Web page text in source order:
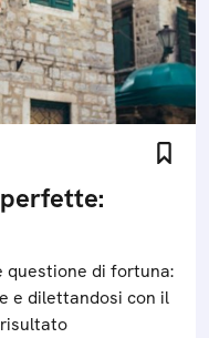
di fortuna:
e dilettandosi con il